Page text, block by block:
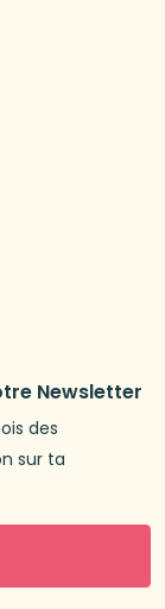
Newsletter
des
sur ta